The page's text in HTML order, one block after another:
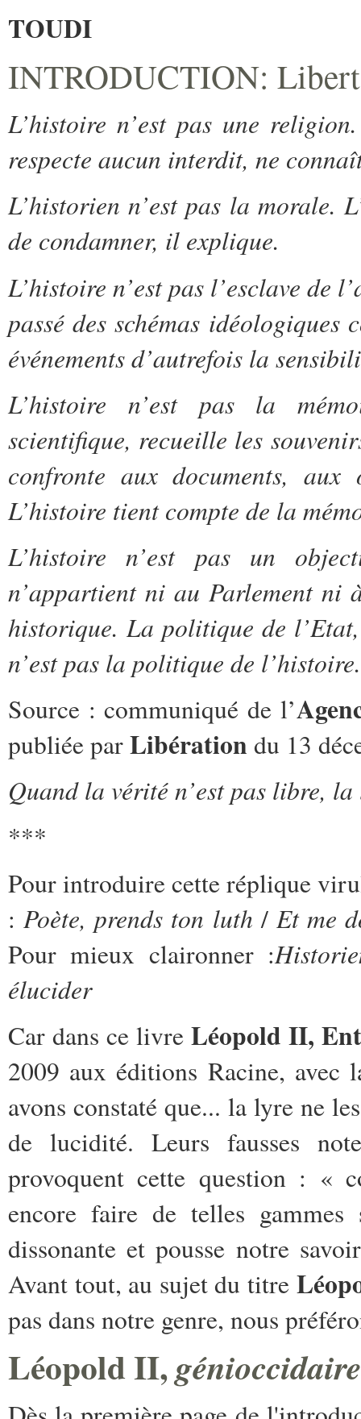
TOUDI
INTRODUCTION:
L’histoire n’est pas une
respecte aucun interdit, ne
L’historien n’est pas la morale.
de condamner, il explique.
L’histoire n’est pas l’esclave de
passé des schémas
événements d’autrefois la
L’histoire n’est pas la
scientifique, recueille les
confronte aux documents,
L’histoire tient compte de la
L’histoire n’est pas un
n’appartient ni au Parlement
historique. La politique de
n’est pas la politique de l’histoire.
Source : communiqué de l’
publiée parLibération du 13
Quand la vérité n’est pas libre,
***
Pour introduire cette réplique
:Poète, prends ton luth / Et me
Pour mieux claironner :
élucider
Car dans ce livre Léopold II,
2009 aux éditions Racine,
avons constaté que... la lyre ne
de lucidité. Leurs fausses
provoquent cette question : «
encore faire de telles
dissonante et pousse notre
Avant tout, au sujet du titre
pas dans notre genre, nous
Léopold II,génioccidaire